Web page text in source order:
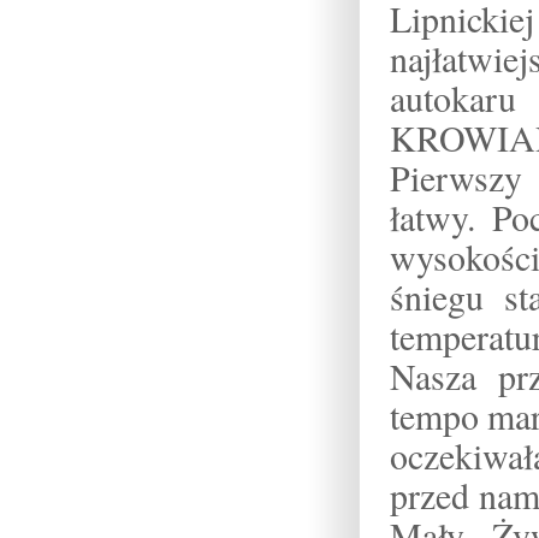
łatwy.
śniegu
Nasza
tempo
przed